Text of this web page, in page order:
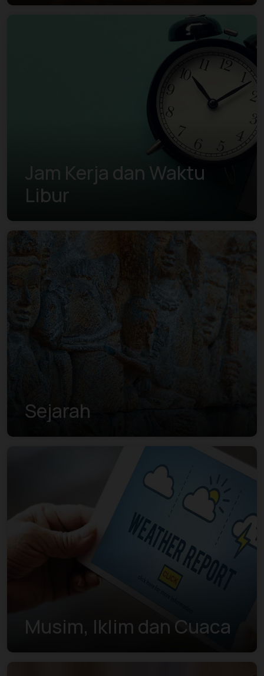
Jam Kerja dan Waktu
Libur
Sejarah
Musim, Iklim dan Cuaca